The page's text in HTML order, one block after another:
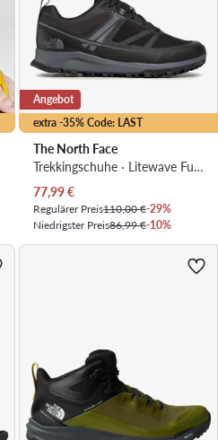
extra -35% Code: LAST
Angebot
The North Face
Trekkingschuhe · Litewave Futurelight NF0A4PFGKZ21 · Schwarz
Aktueller Preis
77,99€
Regulärer Preis110,00 €-29%
Niedrigster Preis86,99 €-10%